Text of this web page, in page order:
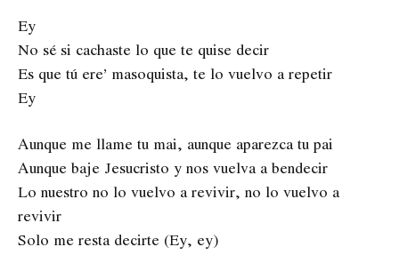
Ey
No sé si cachaste lo que te quise decir
Es que tú ere’ masoquista, te lo vuelvo a repetir
Ey
Aunque me llame tu mai, aunque aparezca tu pai
Aunque baje Jesucristo y nos vuelva a bendecir
Lo nuestro no lo vuelvo a revivir, no lo vuelvo a
revivir
Solo me resta decirte (Ey, ey)